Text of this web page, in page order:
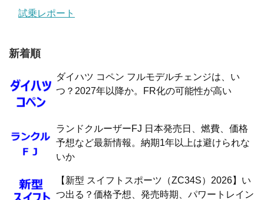
試乗レポート
新着順
ダイハツ コペン フルモデルチェンジは、い
つ？2027年以降か。FR化の可能性が高い
ランドクルーザーFJ 日本発売日、燃費、価格
予想など最新情報。納期1年以上は避けられな
いか
【新型 スイフトスポーツ（ZC34S）2026】い
つ出る？価格予想、発売時期、パワートレイン